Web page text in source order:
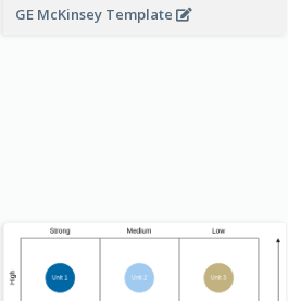
GE McKinsey Template